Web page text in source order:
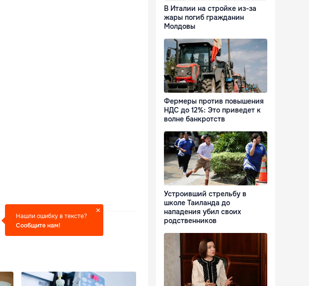
Нашли ошибку в тексте?
Сообщите нам!
В Италии на стройке из-за
жары погиб гражданин
Молдовы
Фермеры против повышения
НДС до 12%: Это приведет к
волне банкротств
Устроивший стрельбу в
школе Таиланда до
нападения убил своих
родственников